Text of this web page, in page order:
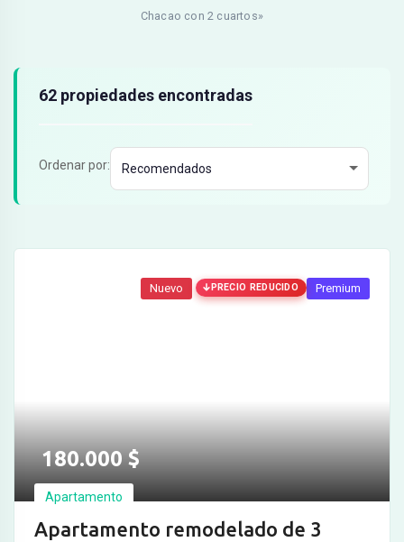
Chacao con 2 cuartos»
Resultados de búsqueda
62 propiedades encontradas
Ordenar por:
180.000$
Apartamento
Apartamento remodelado de 3
Nuevo PRECIO REDUCIDO Premium